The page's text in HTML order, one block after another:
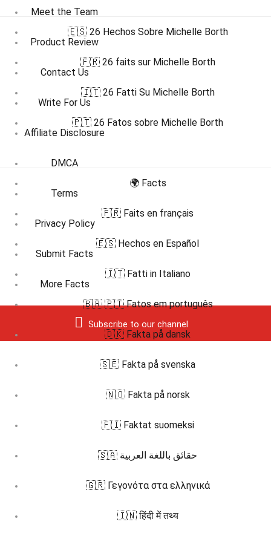
Meet the Team
Product Review
Contact Us
Write For Us
Affiliate Disclosure
DMCA
Terms
Privacy Policy
Submit Facts
More Facts
Subscribe to our channel
🇪🇸 26 Hechos Sobre Michelle Borth
🇫🇷 26 faits sur Michelle Borth
🇮🇹 26 Fatti Su Michelle Borth
🇵🇹 26 Fatos sobre Michelle Borth
🌍 Facts
🇫🇷 Faits en français
🇪🇸 Hechos en Español
🇮🇹 Fatti in Italiano
🇧🇷 🇵🇹 Fatos em português
🇩🇰 Fakta på dansk
🇸🇪 Fakta på svenska
🇳🇴 Fakta på norsk
🇫🇮 Faktat suomeksi
🇸🇦 حقائق باللغة العربية
🇬🇷 Γεγονότα στα ελληνικά
🇮🇳 हिंदी में तथ्य